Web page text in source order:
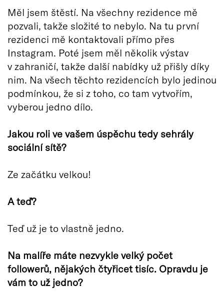
Měl jsem štěstí. Na všechny rezidence mě
pozvali, takže složité to nebylo. Na tu první
rezidenci mě kontaktovali přímo přes
Instagram. Poté jsem měl několik výstav
v zahraničí, takže další nabídky už přišly díky
nim. Na všech těchto rezidencích bylo jedinou
podmínkou, že si z toho, co tam vytvořím,
vyberou jedno dílo.
Jakou roli ve vašem úspěchu tedy sehrály
sociální sítě?
Ze začátku velkou!
A teď?
Teď už je to vlastně jedno.
Na malíře máte nezvykle velký počet
followerů, nějakých čtyřicet tisíc. Opravdu je
vám to už jedno?